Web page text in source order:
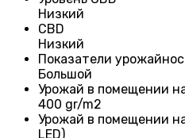
Низкий
CBD
Низкий
Показатели
Большой
Урожай в помещении
400 gr/m2
Урожай в помещении
LED)